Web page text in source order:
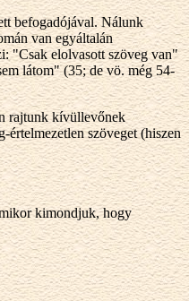
befogadójával. Nálunk
van egyáltalán
"Csak elolvasott szöveg van"
látom" (35; de vö. még 54-
rajtunk kívüllevőnek
szöveget (hiszen
kimondjuk, hogy